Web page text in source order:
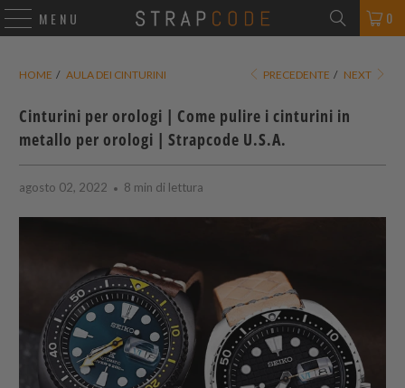
MENU 0
HOME / AULA DEI CINTURINI PRECEDENTE / NEXT
Cinturini per orologi | Come pulire i cinturini in
metallo per orologi |Strapcode U.S.A.
agosto 02, 2022 8 min di lettura